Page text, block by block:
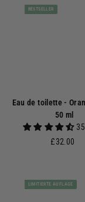
BESTSELLER
Eau de toilette -
50 ml
£32.00
.
0
LIMITIERTE AUFLAGE